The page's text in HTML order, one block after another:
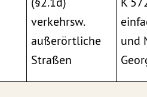
verkehrsw.
außerörtliche
Straßen
und